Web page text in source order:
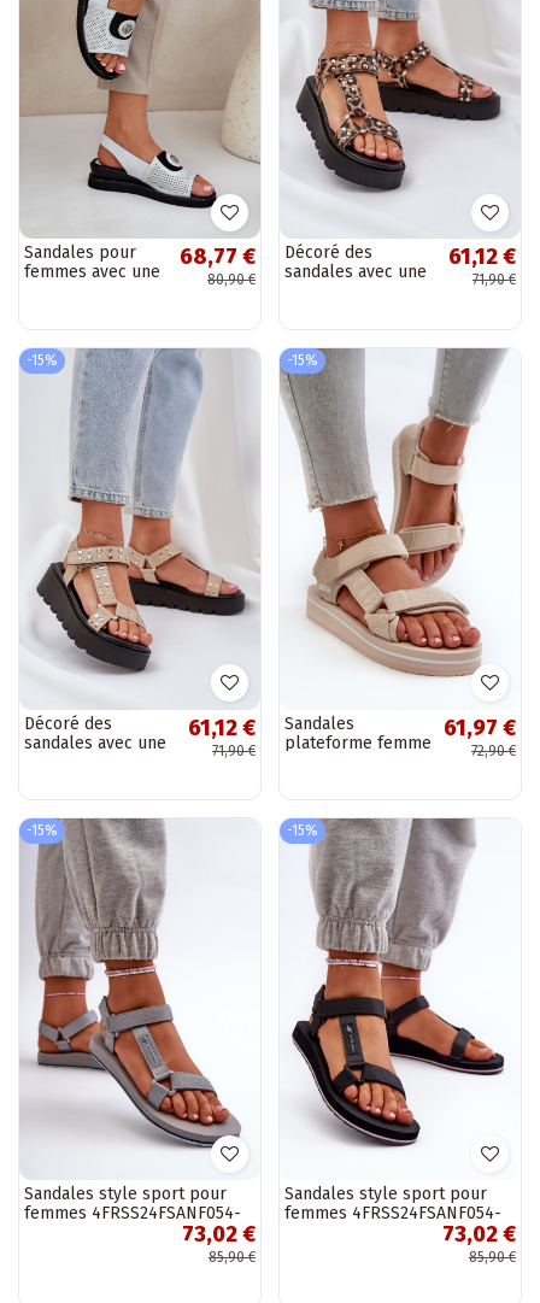
Sandales pour
femmes avec une
68,77 €
80,90 €
Décoré des
sandales avec une
léopard marron...
61,12 €
71,90 €
-15%
Décoré des
sandales avec une
61,12 €
71,90 €
-15%
Sandales
plateforme femme
61,97 €
72,90 €
-15%
Sandales style sport pour
femmes 4FRSS24FSANF054-
73,02 €
85,90 €
-15%
Sandales style sport pour
femmes 4FRSS24FSANF054-
73,02 €
85,90 €